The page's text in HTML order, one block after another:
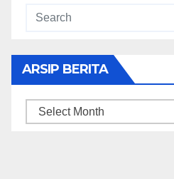
ARSIP BERITA
ARSIP